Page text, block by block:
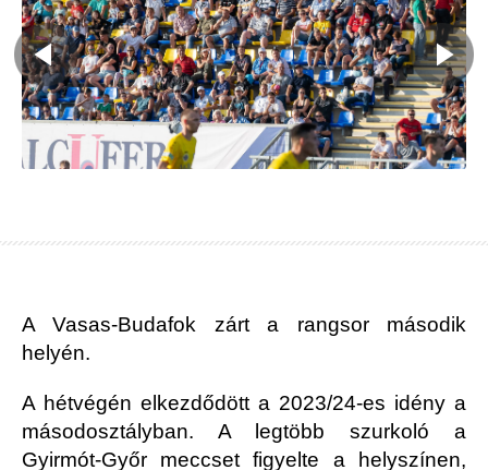
A Vasas-Budafok zárt a rangsor második
helyén.
A hétvégén elkezdődött a 2023/24-es idény a
másodosztályban. A legtöbb szurkoló a
Gyirmót-Győr meccset figyelte a helyszínen,